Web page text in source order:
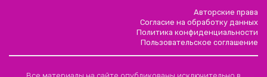
Авторские права
Согласие на обработку данных
Политика конфиденциальности
Пользовательское соглашение